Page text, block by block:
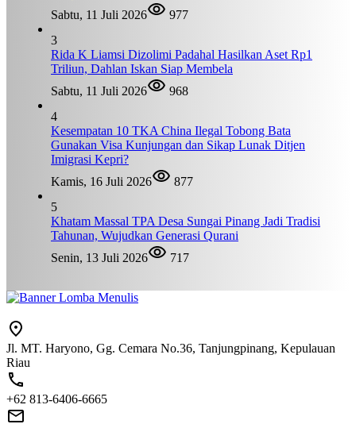
Sabtu, 11 Juli 2026
977
3
Rida K Liamsi Dizolimi Padahal Hasilkan Aset Rp1
Triliun, Dahlan Iskan Siap Membela
Sabtu, 11 Juli 2026
968
4
Kesempatan 10 TKA China Ilegal Tobong Bata
Gunakan Visa Kunjungan dan Sikap Lunak Ditjen
Imigrasi Kepri?
Kamis, 16 Juli 2026
877
5
Khatam Massal TPA Desa Sungai Pinang Jadi Tradisi
Tahunan, Wujudkan Generasi Qurani
Senin, 13 Juli 2026
717
Jl. MT. Haryono, Gg. Cemara No.36, Tanjungpinang, Kepulauan
Riau
+62 813-6406-6665